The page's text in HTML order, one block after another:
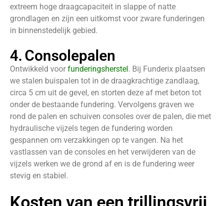
extreem hoge draagcapaciteit in slappe of natte
grondlagen en zijn een uitkomst voor zware funderingen
in binnenstedelijk gebied.
4. Consolepalen
Ontwikkeld voor funderingsherstel. Bij Funderix plaatsen
we stalen buispalen tot in de draagkrachtige zandlaag,
circa 5 cm uit de gevel, en storten deze af met beton tot
onder de bestaande fundering. Vervolgens graven we
rond de palen en schuiven consoles over de palen, die met
hydraulische vijzels tegen de fundering worden
gespannen om verzakkingen op te vangen. Na het
vastlassen van de consoles en het verwijderen van de
vijzels werken we de grond af en is de fundering weer
stevig en stabiel.
Kosten van een trillingsvrij